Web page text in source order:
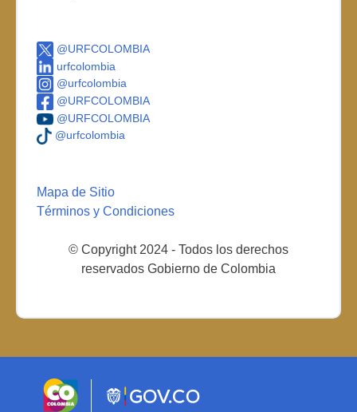
@URFCOLOMBIA
urfcolombia
@urfcolombia
@URFCOLOMBIA
@URFCOLOMBIA
@urfcolombia
Mapa de Sitio
Términos y Condiciones
© Copyright 2024 - Todos los derechos
reservados Gobierno de Colombia